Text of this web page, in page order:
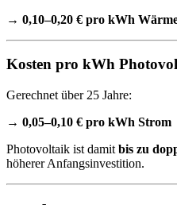
→ 0,10–0,20 € pro kWh
Kosten pro kWh
Gerechnet über 25 Jahre:
→ 0,05–0,10 € pro kWh Strom
Photovoltaik ist damit bis zu
höherer Anfangsinvestition.